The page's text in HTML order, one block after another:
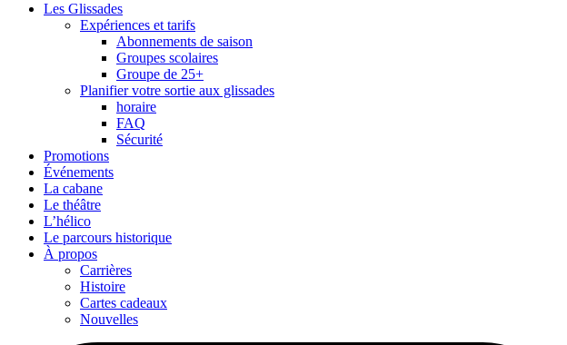
Les Glissades
Expériences et tarifs
Abonnements de saison
Groupes scolaires
Groupe de 25+
Planifier votre sortie aux glissades
horaire
FAQ
Sécurité
Promotions
Événements
La cabane
Le théâtre
L’hélico
Le parcours historique
À propos
Carrières
Histoire
Cartes cadeaux
Nouvelles